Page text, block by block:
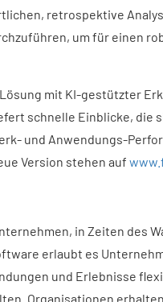
retrospektive
um für einen
mit KI-gestützter
schnelle Einblicke, die
und Anwendungs-
Version stehen auf
in Zeiten des
erlaubt es
und Erlebnisse
Organisationen